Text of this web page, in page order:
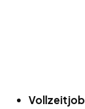
Vollzeitjob